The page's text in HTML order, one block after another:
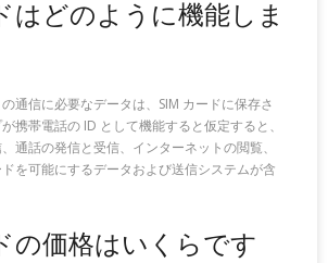
はどのように機能しま
通信に必要なデータは、SIM カードに保存さ
携帯電話の ID として機能すると仮定すると、
通話の発信と受信、インターネットの閲覧、
を可能にするデータおよび送信システムが含
の価格はいくらです